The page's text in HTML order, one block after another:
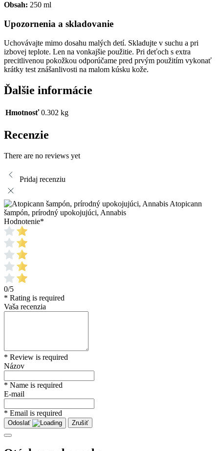
Obsah: 250 ml
Upozornenia a skladovanie
Uchovávajte mimo dosahu malých detí. Skladujte v suchu a pri
izbovej teplote. Len na vonkajšie použitie. Pri deťoch s extra
precitlivenou pokožkou odporúčame pred prvým použitím vykonať
krátky test znášanlivosti na malom kúsku kože.
Ďalšie informácie
Hmotnosť 0.302 kg
Recenzie
There are no reviews yet
Pridaj recenziu
Atopicann
šampón, prírodný upokojujúci, Annabis
Hodnotenie*
0/5
* Rating is required
Vaša recenzia
* Review is required
Názov
* Name is required
E-mail
* Email is required
Odoslať Zrušiť